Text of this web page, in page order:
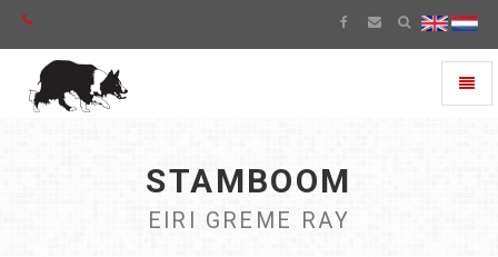
STAMBOOM
EIRI GREME RAY